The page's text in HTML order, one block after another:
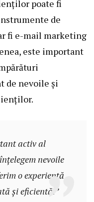
poate fi
de
fi e-mail marketing
este important
de nevoile și
activ al
nevoile
o experiență
și eficientă.”